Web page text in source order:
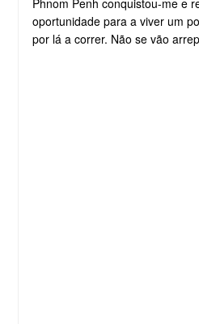
Phnom Penh conquistou-me e
oportunidade para a viver um
por lá a correr. Não se vão